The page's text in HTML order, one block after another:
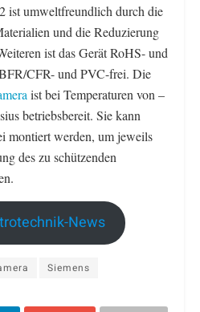
ist umweltfreundlich durch die
und die Reduzierung
ist das Gerät RoHS- und
CFR- und PVC-frei. Die
ist bei Temperaturen von –
betriebsbereit. Sie kann
montiert werden, um jeweils
des zu schützenden
News
Siemens